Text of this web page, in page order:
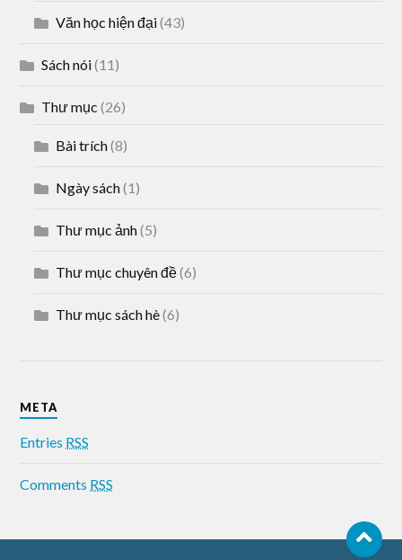
Văn học hiện đại(43)
Sách nói(11)
Thư mục (26)
Bài trích(8)
Ngày sách(1)
Thư mục ảnh(5)
Thư mục chuyên đề(6)
Thư mục sách hè(6)
META
Entries RSS
Comments RSS